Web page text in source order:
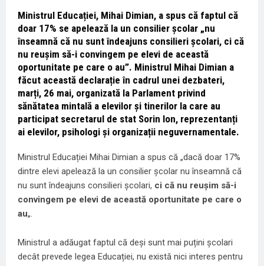
Ministrul Educației, Mihai Dimian, a spus că faptul că
doar 17% se apelează la un consilier școlar „nu
înseamnă că nu sunt îndeajuns consilieri școlari, ci că
nu reușim să-i convingem pe elevi de această
oportunitate pe care o au”. Ministrul Mihai Dimian a
făcut această declarație în cadrul unei dezbateri,
marți, 26 mai, organizată la Parlament privind
sănătatea mintală a elevilor și tinerilor la care au
participat secretarul de stat Sorin Ion, reprezentanți
ai elevilor, psihologi și organizații neguvernamentale.
Ministrul Educației Mihai Dimian a spus că „dacă doar 17%
dintre elevi apelează la un consilier școlar nu înseamnă că
nu sunt îndeajuns consilieri școlari, ci că nu reușim să-i
convingem pe elevi de această oportunitate pe care o
au„.
Ministrul a adăugat faptul că deși sunt mai puțini școlari
decât prevede legea Educației, nu există nici interes pentru